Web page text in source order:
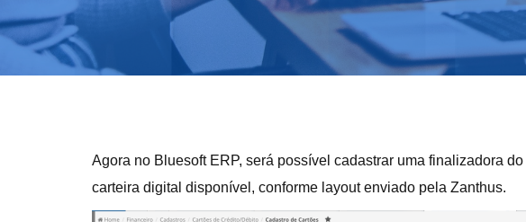
Agora no Bluesoft ERP, será possível cadastrar uma finalizadora
carteira digital disponível, conforme layout enviado pela Zanthus.